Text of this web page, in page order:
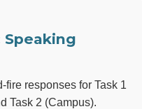
Speaking
fire responses for Task 1
Task 2 (Campus).